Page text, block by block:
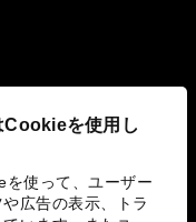
Cookieを使用し
を使って、ユーザー
広告の表示、トラ